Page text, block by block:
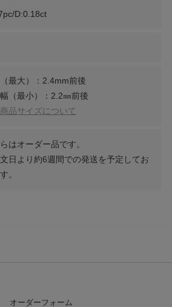
D:0.18ct
最大）：2.4mm前後
（最小）：2.2㎜前後
商品サイズについて
はオーダー品です。
日より約6週間での発送を予定してお
。